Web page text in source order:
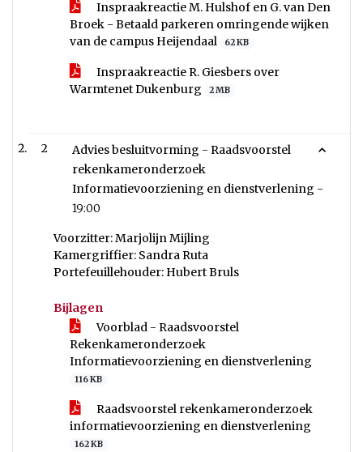
Inspraakreactie M. Hulshof en G. van Den
Broek - Betaald parkeren omringende wijken
van de campus Heijendaal
62 KB
Inspraakreactie R. Giesbers over
Warmtenet Dukenburg
2 MB
2
Advies besluitvorming - Raadsvoorstel
rekenkameronderzoek
Informatievoorziening en dienstverlening -
19:00
Voorzitter: Marjolijn Mijling
Kamergriffier: Sandra Ruta
Portefeuillehouder: Hubert Bruls
Bijlagen
Voorblad - Raadsvoorstel
Rekenkameronderzoek
Informatievoorziening en dienstverlening
116 KB
Raadsvoorstel rekenkameronderzoek
informatievoorziening en dienstverlening
162 KB